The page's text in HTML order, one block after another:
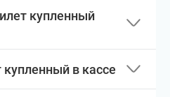
купленный
в кассе